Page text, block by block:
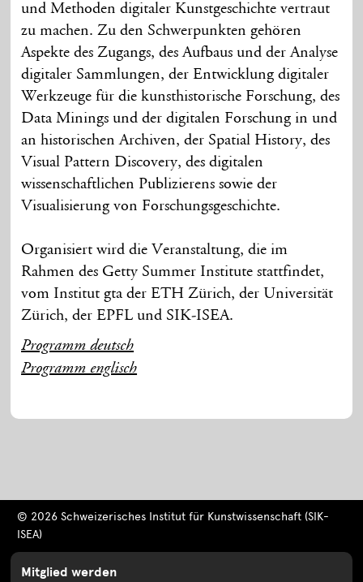
und Methoden digitaler Kunstgeschichte vertraut
zu machen. Zu den Schwerpunkten gehören
Aspekte des Zugangs, des Aufbaus und der Analyse
digitaler Sammlungen, der Entwicklung digitaler
Werkzeuge für die kunsthistorische Forschung, des
Data Minings und der digitalen Forschung in und
an historischen Archiven, der Spatial History, des
Visual Pattern Discovery, des digitalen
wissenschaftlichen Publizierens sowie der
Visualisierung von Forschungsgeschichte.
Organisiert wird die Veranstaltung, die im
Rahmen des Getty Summer Institute stattfindet,
vom Institut gta der ETH Zürich, der Universität
Zürich, der EPFL und SIK-ISEA.
Programm deutsch
Programm englisch
© 2026 Schweizerisches Institut für Kunstwissenschaft (SIK-
ISEA)
Mitglied werden